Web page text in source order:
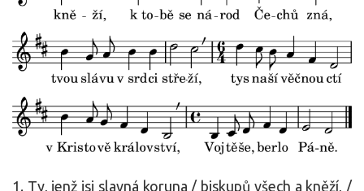
1. Ty, jenž jsi slavná koruna / biskupů všech a kněží, /